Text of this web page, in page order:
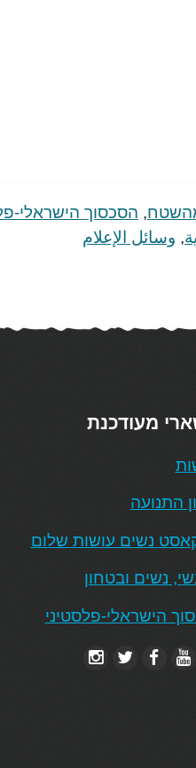
, הסכסוך הישראלי-
, وسائل اﻹعلام
מעודכנת
התנועה
נשים עושות שלום
נשים ובטחון
הישראלי-פלסטיני